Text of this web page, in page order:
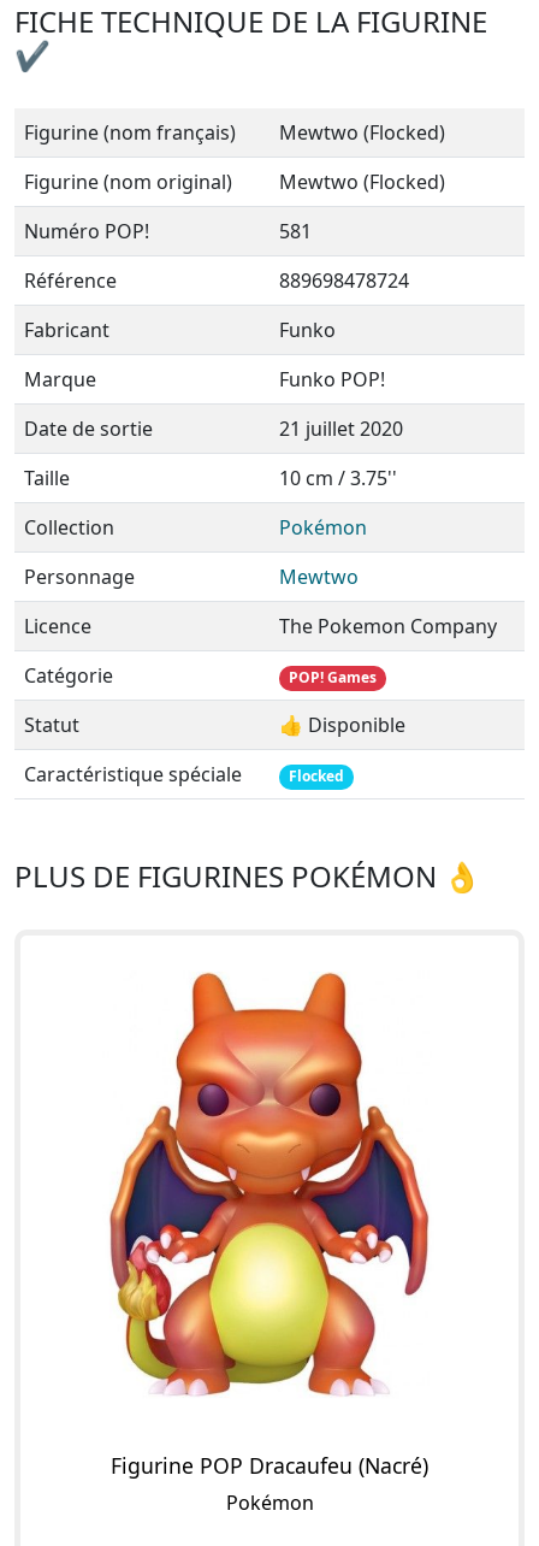
FICHE TECHNIQUE DE LA FIGURINE
✔
Figurine (nom français)
Mewtwo (Flocked)
Figurine (nom original)
Mewtwo (Flocked)
Numéro POP!
581
Référence
889698478724
Fabricant
Funko
Marque
Funko POP!
Date de sortie
21 juillet 2020
Taille
10 cm / 3.75''
Collection
Pokémon
Personnage
Mewtwo
Licence
The Pokemon Company
Catégorie
POP! Games
Statut
👍 Disponible
Caractéristique spéciale
Flocked
PLUS DE FIGURINES POKÉMON 👌
Figurine POP Dracaufeu (Nacré)
Pokémon